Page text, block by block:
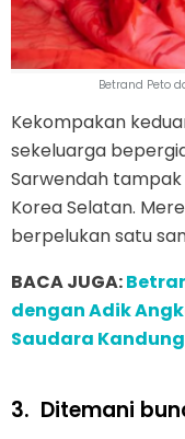
Betrand Peto
Kekompakan
sekeluarga
Sarwendah
Korea Selatan.
berpelukan satu
BACA JUGA:
dengan Adik
Saudara Kandung
3. Ditemani